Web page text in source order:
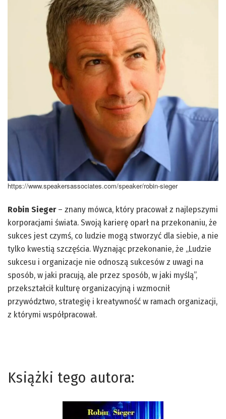
https://www.speakersassociates.com/speaker/robin-sieger
Robin Sieger– znany mówca, który pracował z najlepszymi
korporacjami świata. Swoją karierę oparł na przekonaniu, że
sukces jest czymś, co ludzie mogą stworzyć dla siebie, a nie
tylko kwestią szczęścia. Wyznając przekonanie, że „Ludzie
sukcesu i organizacje nie odnoszą sukcesów z uwagi na
sposób, w jaki pracują, ale przez sposób, w jaki myślą”,
przekształcił kulturę organizacyjną i wzmocnił
przywództwo, strategię i kreatywność w ramach organizacji,
z którymi współpracował.
Książki tego autora: